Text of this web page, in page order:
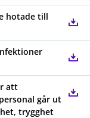
hotade till
att
går ut
trygghet